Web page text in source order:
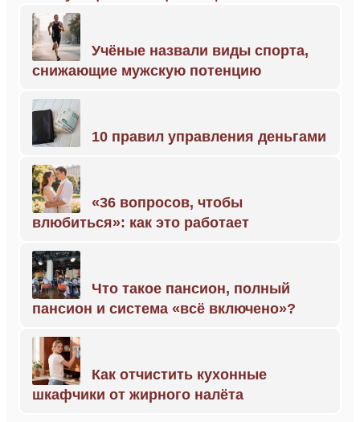
Учёные назвали виды спорта,
снижающие мужскую потенцию
10 правил управления деньгами
«36 вопросов, чтобы
влюбиться»: как это работает
Что такое пансион, полный
пансион и система «всё включено»?
Как отчистить кухонные
шкафчики от жирного налёта